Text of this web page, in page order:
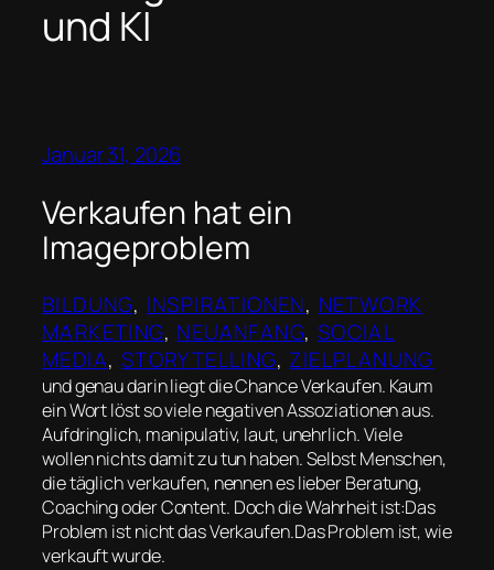
und KI
Januar 31, 2026
Verkaufen hat ein
Imageproblem
BILDUNG, INSPIRATIONEN, NETWORK
MARKETING, NEUANFANG, SOCIAL
MEDIA, STORYTELLING, ZIELPLANUNG
und genau darin liegt die Chance Verkaufen. Kaum
ein Wort löst so viele negativen Assoziationen aus.
Aufdringlich, manipulativ, laut, unehrlich. Viele
wollen nichts damit zu tun haben. Selbst Menschen,
die täglich verkaufen, nennen es lieber Beratung,
Coaching oder Content. Doch die Wahrheit ist:Das
Problem ist nicht das Verkaufen.Das Problem ist, wie
verkauft wurde.